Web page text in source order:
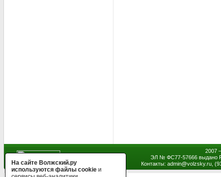
2007
ЭЛ № ФС77-57666 выдано
Контакты: admin@volzsky.ru,
На сайте Волжский.ру
используются файлы cookie и